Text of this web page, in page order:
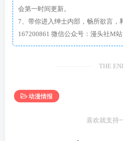
会第一时间更新。
7、带你进入绅士内部，畅所欲言，
167200861 微信公众号：漫头社M站
THE
动漫情报
喜欢就支持